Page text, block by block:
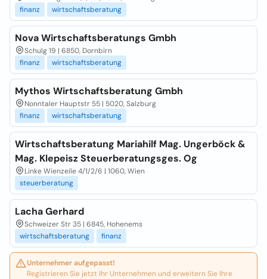
finanz
wirtschaftsberatung
Nova Wirtschaftsberatungs Gmbh
Schulg 19 | 6850, Dornbirn
finanz
wirtschaftsberatung
Mythos Wirtschaftsberatung Gmbh
Nonntaler Hauptstr 55 | 5020, Salzburg
finanz
wirtschaftsberatung
Wirtschaftsberatung Mariahilf Mag. Ungerböck &
Mag. Klepeisz Steuerberatungsges. Og
Linke Wienzeile 4/1/2/6 | 1060, Wien
steuerberatung
Lacha Gerhard
Schweizer Str 35 | 6845, Hohenems
wirtschaftsberatung
finanz
Unternehmer aufgepasst!
Registrieren Sie jetzt Ihr Unternehmen und erweitern Sie Ihre